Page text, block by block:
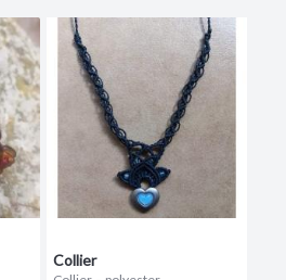
Collier